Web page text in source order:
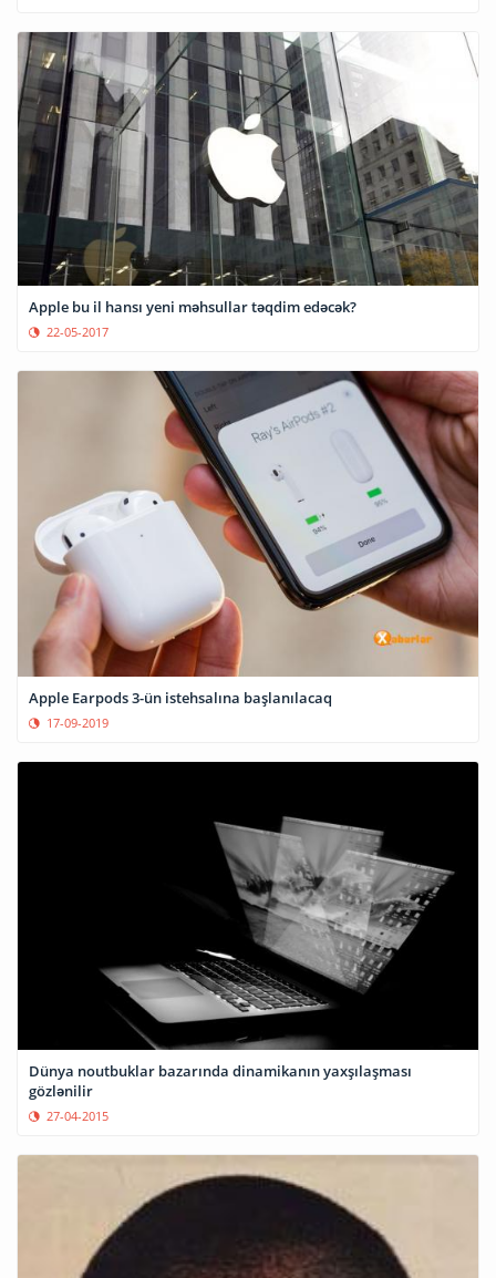
Apple bu il hansı yeni məhsullar təqdim edəcək?
22-05-2017
Apple Earpods 3-ün istehsalına başlanılacaq
17-09-2019
Dünya noutbuklar bazarında dinamikanın yaxşılaşması
gözlənilir
27-04-2015